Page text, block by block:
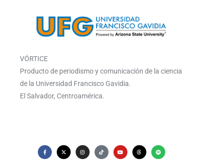
VÓRTICE
Producto de periodismo y comunicación de la ciencia
de la Universidad Francisco Gavidia.
El Salvador, Centroamérica.